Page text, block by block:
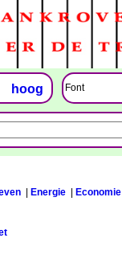
hoog Font
Energie Economie